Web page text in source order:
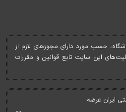
حسب مورد دارای مجوزهای لازم از
اين سايت تابع قوانين و مقررات
ایران عرضه: